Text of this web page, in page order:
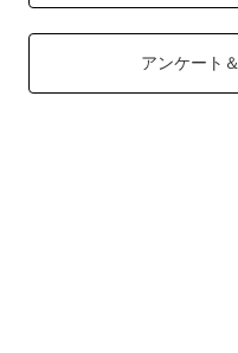
アンケート